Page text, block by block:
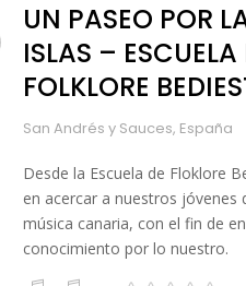
UN PASEO POR
ISLAS – ESCUELA
FOLKLORE
San Andrés y Sauces, España
Desde la Escuela de Floklore
en acercar a nuestros jóvenes
música canaria, con el fin de
conocimiento por lo nuestro.